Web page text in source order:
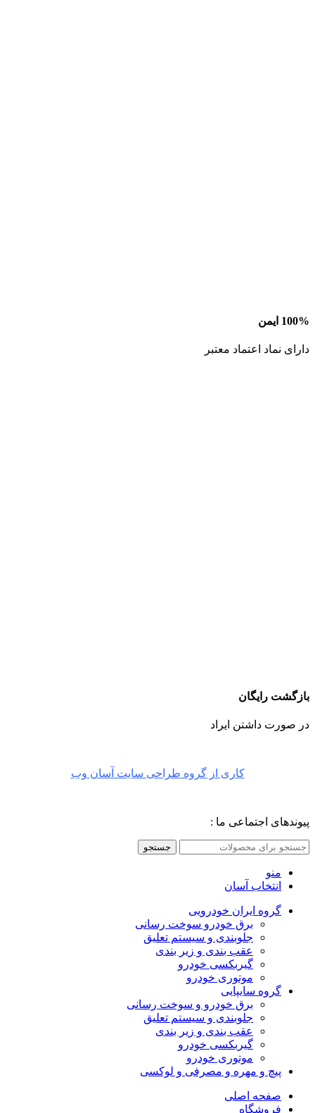
100% ایمن
دارای نماد اعتماد معتبر
بازگشت رایگان
در صورت داشتن ایراد
کاری از گروه طراحی سایت آسان وب
پیوندهای اجتماعی ما :
جستجو
منو
انتخاب آسان
گروه ایران خودرویی
برق خودرو سوخت رسانی
جلوبندی و سیستم تعلیق
عقب بندی و زیر بندی
گیربکسی خودرو
موتوری خودرو
گروه سایپایی
برق خودرو و سوخت رسانی
جلوبندی و سیستم تعلیق
عقب بندی و زیر بندی
گیربکسی خودرو
موتوری خودرو
پیچ و مهره و مصرفی و لوکسی
صفحه اصلی
فروشگاه